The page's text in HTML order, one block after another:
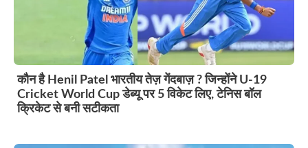
कौन है Henil Patel भारतीय तेज़ गेंदबाज़ ? जिन्होंने U-19
Cricket World Cup डेब्यू पर 5 विकेट लिए, टेनिस बॉल
क्रिकेट से बनी सटीकता